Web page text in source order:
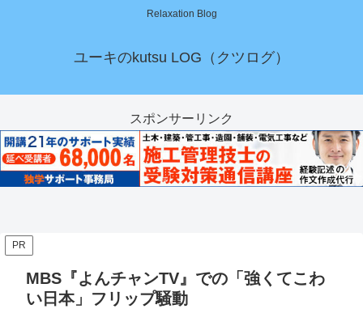
Relaxation Blog
ユーキのkutsu LOG（クツログ）
スポンサーリンク
PR
MBS『よんチャンTV』での「強くてこわ
い日本」フリップ騒動